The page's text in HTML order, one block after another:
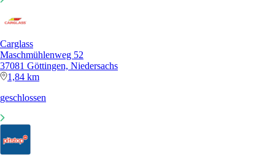
Carglass
Maschmühlenweg 52
37081 Göttingen, Niedersachs
1,84 km
geschlossen